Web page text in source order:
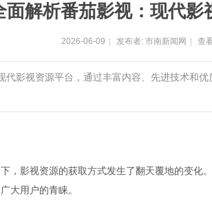
面解析番茄影视：现代影
2026-06-09 发布者: 市南新闻网 查
代影视资源平台，通过丰富内容、先进技术和
，影视资源的获取方式发生了翻天覆地的变化
大用户的青睐。